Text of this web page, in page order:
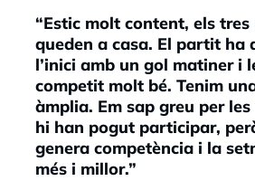
“Estic molt content, els tres
queden a casa. El partit ha
l’inici amb un gol matiner i
competit molt bé. Tenim
àmplia. Em sap greu per
hi han pogut participar,
genera competència i la
més i millor.”